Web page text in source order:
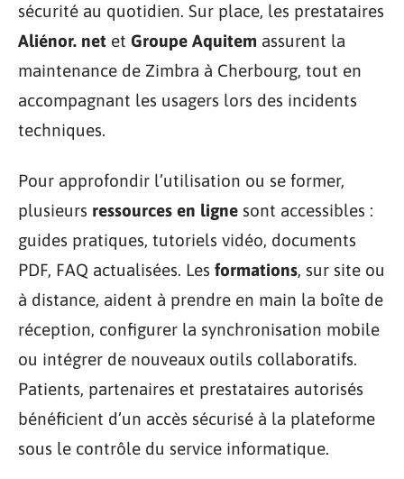
sécurité au quotidien. Sur place, les prestataires
Aliénor. net et Groupe Aquitem assurent la
maintenance de Zimbra à Cherbourg, tout en
accompagnant les usagers lors des incidents
techniques.
Pour approfondir l’utilisation ou se former,
plusieurs ressources en ligne sont accessibles :
guides pratiques, tutoriels vidéo, documents
PDF, FAQ actualisées. Les formations, sur site ou
à distance, aident à prendre en main la boîte de
réception, configurer la synchronisation mobile
ou intégrer de nouveaux outils collaboratifs.
Patients, partenaires et prestataires autorisés
bénéficient d’un accès sécurisé à la plateforme
sous le contrôle du service informatique.